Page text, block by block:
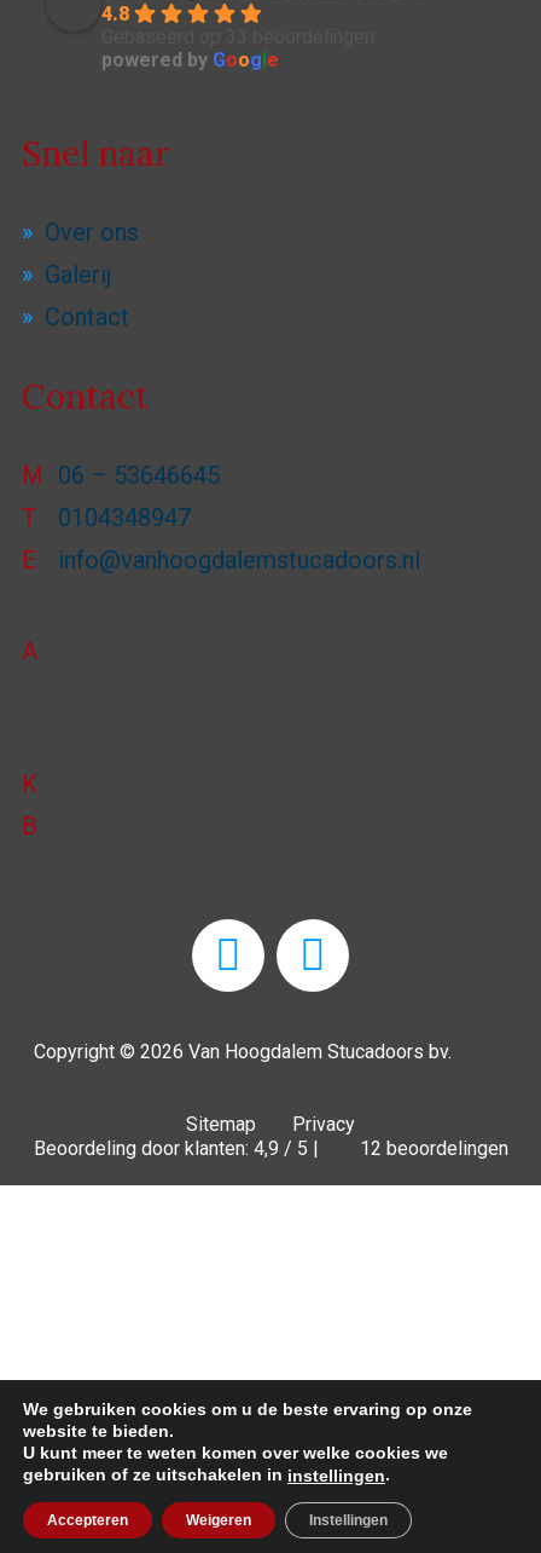
Offerte
4.8
powered by Goog e
Snel naar
Over ons
Galerij
Contact
Contact
M
06 – 53646645
T
0104348947
E
info@vanhoogdalemstucadoors.nl
A
K
B
Copyright © 2026 Van Hoogdalem Stucadoors bv.
Sitemap
Privacy
Beoordeling door klanten: 4,9 / 5 |
12 beoordelingen
We gebruiken cookies om u de beste ervaring op onze
website te bieden.
U kunt meer te weten komen over welke cookies we
gebruiken of ze uitschakelen in instellingen.
Accepteren Weigeren Instellingen